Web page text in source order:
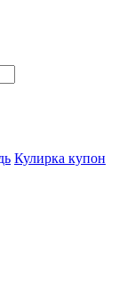
Кулирка купон